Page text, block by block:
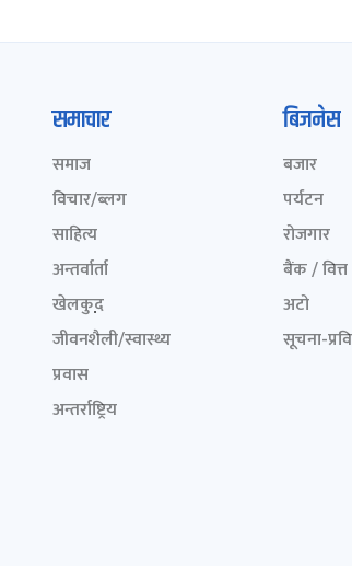
समाचार
समाज
विचार/ब्लग
साहित्य
अन्तर्वार्ता
खेलकुद़़
जीवनशैली/स्वास्थ्य
प्रवास
अन्तर्राष्ट्रिय
बिजनेस
बजार
पर्यटन
रोजगार
बैंक / वित्त
अटो
सूचना-